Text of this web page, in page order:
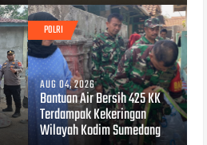
POLRI
AUG 04, 2026
Bantuan Air Bersih 425 KK
Terdampak Kekeringan
Wilayah Kodim Sumedang